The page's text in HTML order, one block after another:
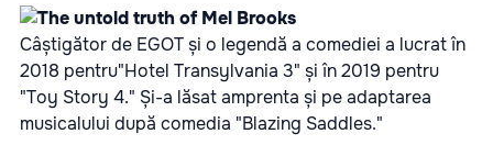
Câștigător de EGOT și o legendă a comediei a lucrat în
2018 pentru"Hotel Transylvania 3" și în 2019 pentru
"Toy Story 4." Și-a lăsat amprenta și pe adaptarea
musicalului după comedia "Blazing Saddles."